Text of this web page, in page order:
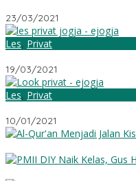
23/03/2021
Les, Privat
19/03/2021
Les, Privat
10/01/2021